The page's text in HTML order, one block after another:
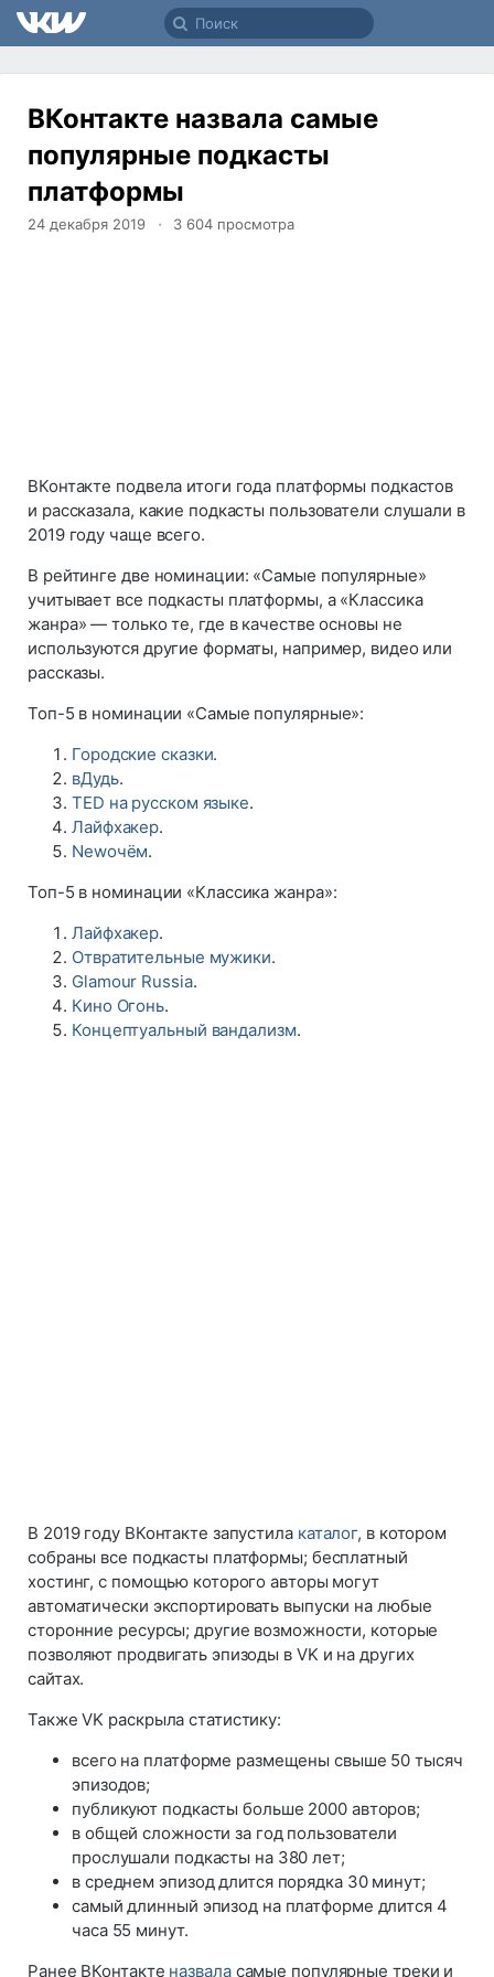
ВКонтакте назвала самые
популярные подкасты
платформы
24 декабря 2019 3 604 просмотра
ВКонтакте подвела итоги года платформы подкастов
и рассказала, какие подкасты пользователи слушали в
2019 году чаще всего.
В рейтинге две номинации: «Самые популярные»
учитывает все подкасты платформы, а «Классика
жанра» — только те, где в качестве основы не
используются другие форматы, например, видео или
рассказы.
Топ-5 в номинации «Самые популярные»:
Городские сказки.
вДудь.
TED на русском языке.
Лайфхакер.
Newочём.
Топ-5 в номинации «Классика жанра»:
Лайфхакер.
Отвратительные мужики.
Glamour Russia.
Кино Огонь.
Концептуальный вандализм.
В 2019 году ВКонтакте запустила каталог, в котором
собраны все подкасты платформы; бесплатный
хостинг, с помощью которого авторы могут
автоматически экспортировать выпуски на любые
сторонние ресурсы; другие возможности, которые
позволяют продвигать эпизоды в VK и на других
сайтах.
Также VK раскрыла статистику:
всего на платформе размещены свыше 50 тысяч
эпизодов;
публикуют подкасты больше 2000 авторов;
в общей сложности за год пользователи
прослушали подкасты на 380 лет;
в среднем эпизод длится порядка 30 минут;
самый длинный эпизод на платформе длится 4
часа 55 минут.
Ранее ВКонтакте назваласамые популярные треки и